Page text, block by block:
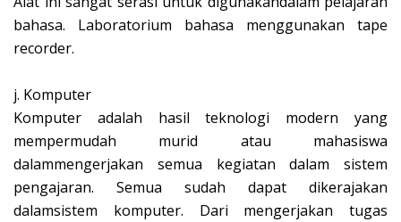
bahasa. Laboratorium bahasa menggunakan tape
recorder.
j. Komputer
Komputer adalah hasil teknologi modern yang
mempermudah murid atau mahasiswa
dalammengerjakan semua kegiatan dalam sistem
pengajaran. Semua sudah dapat dikerajakan
dalamsistem komputer. Dari mengerjakan tugas